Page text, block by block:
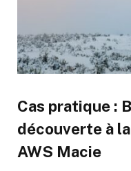
Cas pratique :
découverte à
AWS Macie